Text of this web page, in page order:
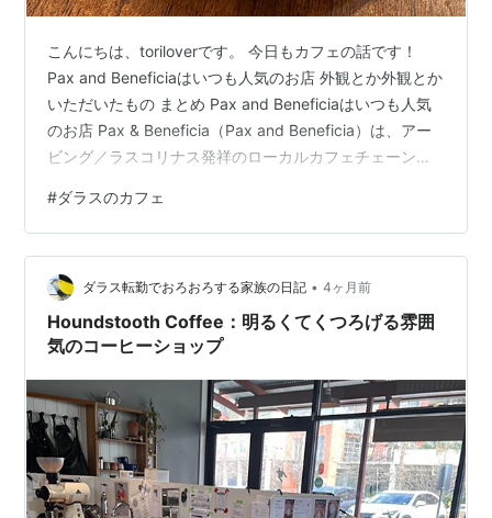
こんにちは、toriloverです。 今日もカフェの話です！
Pax and Beneficiaはいつも人気のお店 外観とか外観とか
いただいたもの まとめ Pax and Beneficiaはいつも人気
のお店 Pax & Beneficia（Pax and Beneficia）は、アー
ビング／ラスコリナス発祥のローカルカフェチェーンで
ような気もします。 調べたら2019年夏創業らしいです。
はじめて行ったときは、私はTシャツデニムに慣れてしま
って、適当な格好で行ってしまったのですが、他のめっ
ちゃおしゃれな中東系レディたちの輝きに圧倒されて帰
って…
#ダラスのカフェ
ダラス転勤でおろおろする家族の日記 • 4ヶ月前
Houndstooth Coffee：明るくてくつろげる雰囲
気のコーヒーショップ